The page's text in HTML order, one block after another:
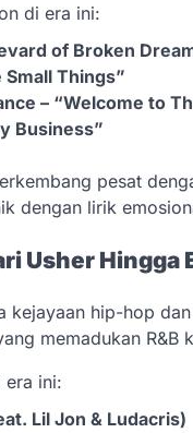
di era ini:
of Broken
Small Things”
– “Welcome to
Business”
pesat
dengan lirik
Usher Hingga
kejayaan hip-hop dan
memadukan R&B
era ini:
Lil Jon & Ludacris)